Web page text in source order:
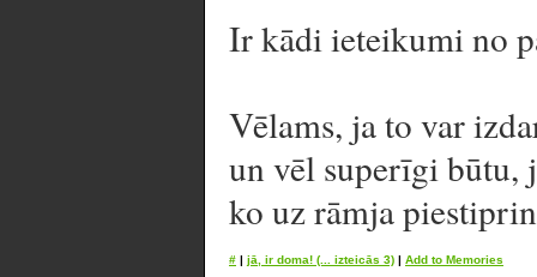
Ir kādi ieteikumi no
Vēlams, ja to var
un vēl superīgi būtu,
ko uz rāmja
# | jā, ir doma! (... izteicās 3) | Add to Memories